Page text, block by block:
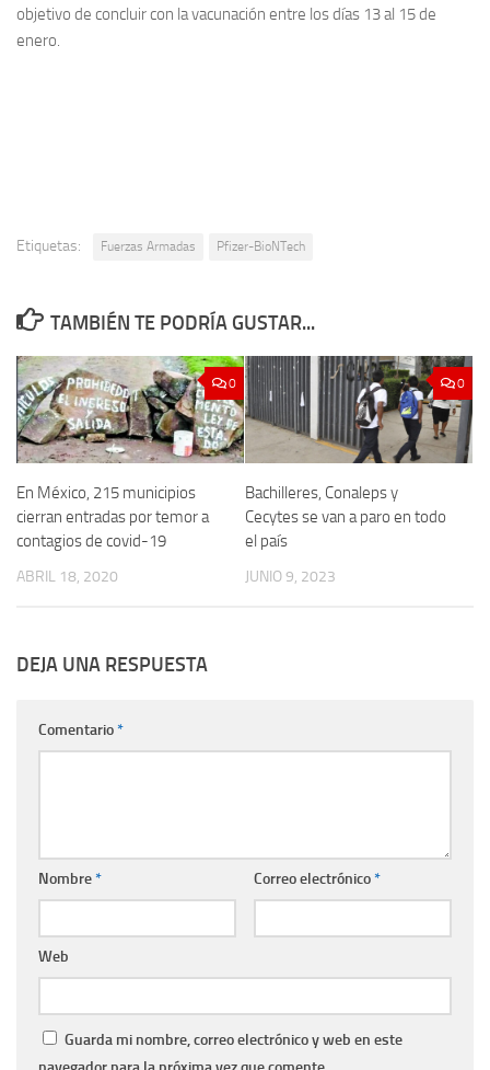
objetivo de concluir con la vacunación entre los días 13 al 15 de
enero.
Etiquetas: Fuerzas Armadas Pfizer-BioNTech
TAMBIÉN TE PODRÍA GUSTAR...
0
En México, 215 municipios
cierran entradas por temor a
contagios de covid-19
ABRIL 18, 2020
0
Bachilleres, Conaleps y
Cecytes se van a paro en todo
el país
JUNIO 9, 2023
DEJA UNA RESPUESTA
Comentario*
Nombre* Correo electrónico*
Web
Guarda mi nombre, correo electrónico y web en este